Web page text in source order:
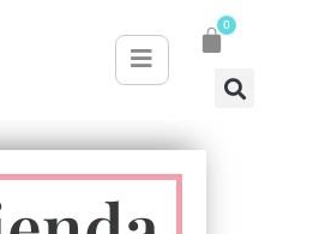
0